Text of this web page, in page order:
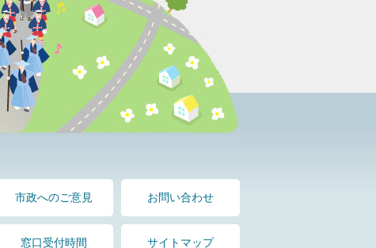
市政へのご意見 お問い合わせ
窓口受付時間 サイトマップ